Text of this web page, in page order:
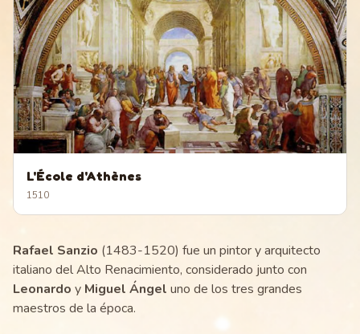
L'École d'Athènes
1510
Rafael Sanzio (1483-1520) fue un pintor y arquitecto
italiano del Alto Renacimiento, considerado junto con
Leonardo y Miguel Ángel uno de los tres grandes
maestros de la época.